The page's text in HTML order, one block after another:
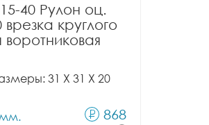
40 Рулон оц.
круглого
воротниковая
31 X 31 X 20
мм.
868